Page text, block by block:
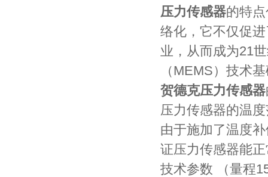
压力传感器的特
络化，它不仅促
业，从而成为21
（MEMS）技术
贺德克压力传感器
压力传感器的温
由于施加了温度
证压力传感器能
技术参数 （量程